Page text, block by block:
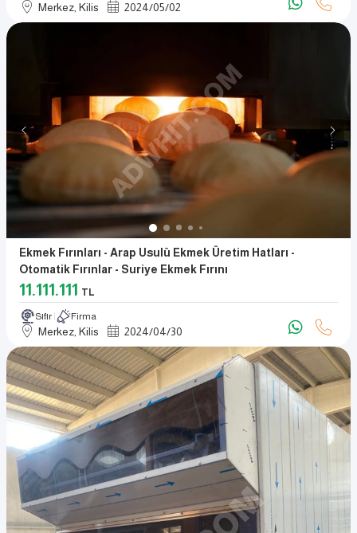
Merkez, Kilis 2024/05/02
Ekmek Fırınları - Arap Usulü Ekmek Üretim Hatları -
Otomatik Fırınlar - Suriye Ekmek Fırını
11.111.111 TL
Sıfır Firma
Merkez, Kilis 2024/04/30